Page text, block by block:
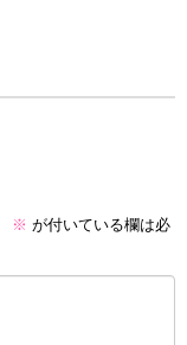
※ が付いている欄は必